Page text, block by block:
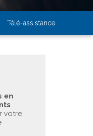
Télé-assistance
en
votre